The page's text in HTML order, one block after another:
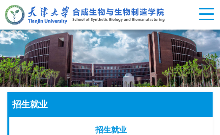
招生就业
招生就业